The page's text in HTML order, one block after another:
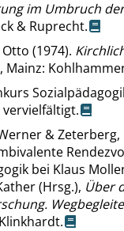
im Umbruch
& Ruprecht.
(1974).
Mainz:
&
bei Klaus
(Hrsg.), Über